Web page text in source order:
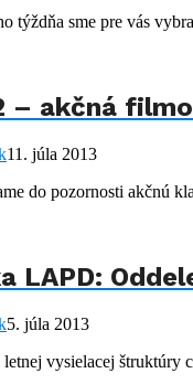
týždňa sme pre vás
– akčná
11. júla 2013
do pozornosti akčnú
LAPD:
5. júla 2013
vysielacej